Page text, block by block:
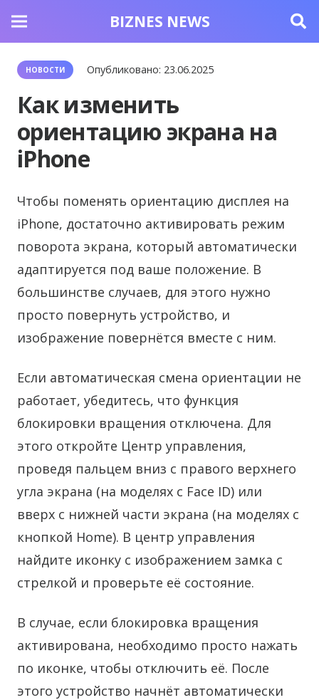
BIZNES NEWS
НОВОСТИ Опубликовано: 23.06.2025
Как изменить
ориентацию экрана на
iPhone
Чтобы поменять ориентацию дисплея на
iPhone, достаточно активировать режим
поворота экрана, который автоматически
адаптируется под ваше положение. В
большинстве случаев, для этого нужно
просто повернуть устройство, и
изображение повернётся вместе с ним.
Если автоматическая смена ориентации не
работает, убедитесь, что функция
блокировки вращения отключена. Для
этого откройте Центр управления,
проведя пальцем вниз с правого верхнего
угла экрана (на моделях с Face ID) или
вверх с нижней части экрана (на моделях с
кнопкой Home). В центр управления
найдите иконку с изображением замка с
стрелкой и проверьте её состояние.
В случае, если блокировка вращения
активирована, необходимо просто нажать
по иконке, чтобы отключить её. После
этого устройство начнёт автоматически